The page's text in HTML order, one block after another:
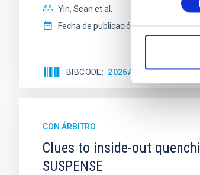
Yin, Sean et al.
Fecha de publicación: 5 2026
BIBCODE 2026APJ..1003...83Y
CON ÁRBITRO
Clues to inside-out
SUSPENSE